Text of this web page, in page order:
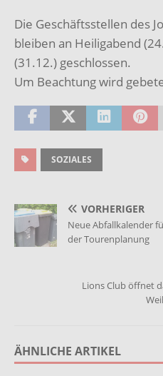
Die Geschäftsstellen des
bleiben an Heiligabend
(31.12.) geschlossen.
Um Beachtung wird
SOZIALES
VORHERIGER
Neue Abfallkalender
der Tourenplanung
Lions Club öffnet
ÄHNLICHE ARTIKEL